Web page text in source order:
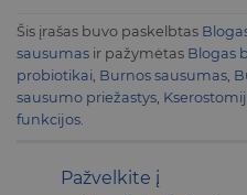
Šis įrašas buvo paskelbtas
sausumas ir pažymėtas Blogas
probiotikai, Burnos sausumas,
sausumo priežastys,
funkcijos.
Pažvelkite į